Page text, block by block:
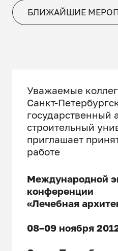
БЛИЖАЙШИЕ
Уважаемые
Санкт-
государственный
строительный
приглашает
работе
Международной
конференции
«Лечебная
08–09 ноября